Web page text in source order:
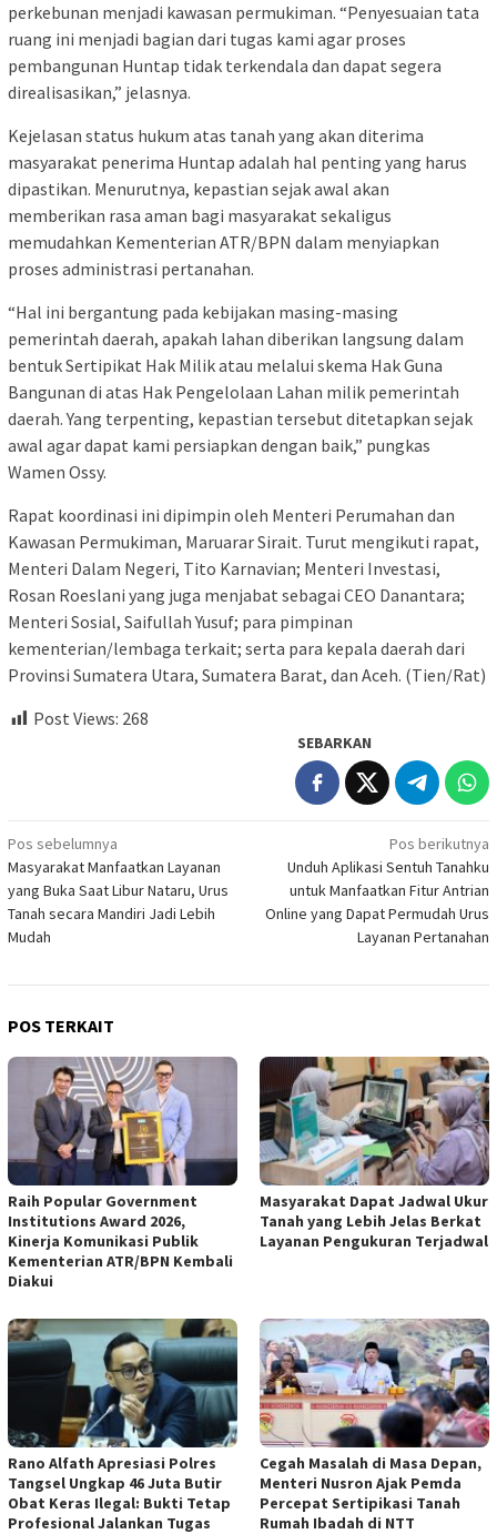
perkebunan menjadi kawasan permukiman. “Penyesuaian tata
ruang ini menjadi bagian dari tugas kami agar proses
pembangunan Huntap tidak terkendala dan dapat segera
direalisasikan,” jelasnya.
Kejelasan status hukum atas tanah yang akan diterima
masyarakat penerima Huntap adalah hal penting yang harus
dipastikan. Menurutnya, kepastian sejak awal akan
memberikan rasa aman bagi masyarakat sekaligus
memudahkan Kementerian ATR/BPN dalam menyiapkan
proses administrasi pertanahan.
“Hal ini bergantung pada kebijakan masing-masing
pemerintah daerah, apakah lahan diberikan langsung dalam
bentuk Sertipikat Hak Milik atau melalui skema Hak Guna
Bangunan di atas Hak Pengelolaan Lahan milik pemerintah
daerah. Yang terpenting, kepastian tersebut ditetapkan sejak
awal agar dapat kami persiapkan dengan baik,” pungkas
Wamen Ossy.
Rapat koordinasi ini dipimpin oleh Menteri Perumahan dan
Kawasan Permukiman, Maruarar Sirait. Turut mengikuti rapat,
Menteri Dalam Negeri, Tito Karnavian; Menteri Investasi,
Rosan Roeslani yang juga menjabat sebagai CEO Danantara;
Menteri Sosial, Saifullah Yusuf; para pimpinan
kementerian/lembaga terkait; serta para kepala daerah dari
Provinsi Sumatera Utara, Sumatera Barat, dan Aceh. (Tien/Rat)
Post Views: 268
SEBARKAN
Navigasi
pos
Pos sebelumnya
Masyarakat Manfaatkan Layanan
yang Buka Saat Libur Nataru, Urus
Tanah secara Mandiri Jadi Lebih
Mudah
Pos berikutnya
Unduh Aplikasi Sentuh Tanahku
untuk Manfaatkan Fitur Antrian
Online yang Dapat Permudah Urus
Layanan Pertanahan
POS TERKAIT
Raih Popular Government
Institutions Award 2026,
Kinerja Komunikasi Publik
Kementerian ATR/BPN Kembali
Diakui
‎Masyarakat Dapat Jadwal Ukur
Tanah yang Lebih Jelas Berkat
Layanan Pengukuran Terjadwal
Rano Alfath Apresiasi Polres
Tangsel Ungkap 46 Juta Butir
Obat Keras Ilegal: Bukti Tetap
Profesional Jalankan Tugas
‎Cegah Masalah di Masa Depan,
Menteri Nusron Ajak Pemda
Percepat Sertipikasi Tanah
Rumah Ibadah di NTT ‎